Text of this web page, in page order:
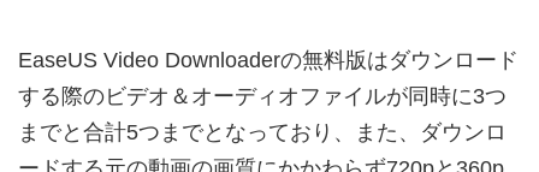
EaseUS Video Downloaderの無料版はダウンロード
する際のビデオ＆オーディオファイルが同時に3つ
までと合計5つまでとなっており、また、ダウンロ